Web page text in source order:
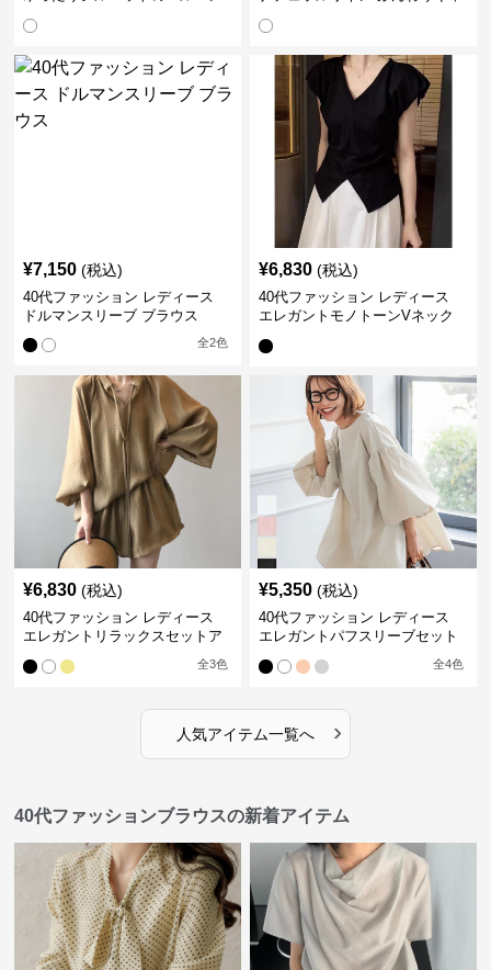
¥7,150 (税込)
40代ファッション レディース
ドルマンスリーブ ブラウス
全2色
¥6,830 (税込)
40代ファッション レディース
エレガントモノトーンVネック
¥6,830 (税込)
40代ファッション レディース
エレガントリラックスセットア
全3色
¥5,350 (税込)
40代ファッション レディース
エレガントパフスリーブセット
全4色
人気アイテム一覧へ ›
40代ファッションブラウスの新着アイテム